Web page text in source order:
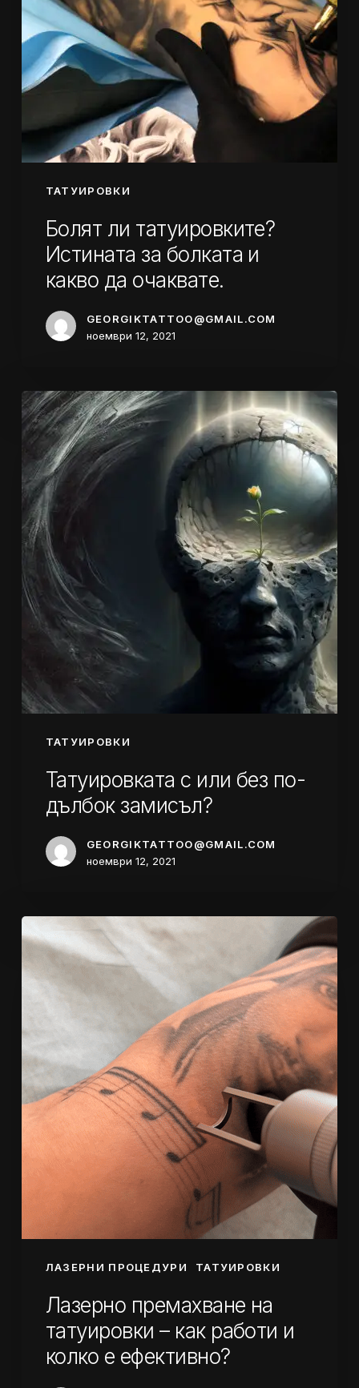
ТАТУИРОВКИ
какво
очаквате.
Болят ли татуировките?
Истината за болката и
какво да очаквате.
GEORGIKTATTOO@GMAIL.COM
ноември 12, 2021
ТАТУИРОВКИ
Татуировката
с
или
без
по-
дълбок
замисъл?
Татуировката с или без по-
дълбок замисъл?
GEORGIKTATTOO@GMAIL.COM
ноември 12, 2021
ЛАЗЕРНИ ПРОЦЕДУРИ ТАТУИРОВКИ
Лазерно
премахване
на
татуировки
как
работи
и
колко
е
ефективно?
Лазерно премахване на
татуировки – как работи и
колко е ефективно?